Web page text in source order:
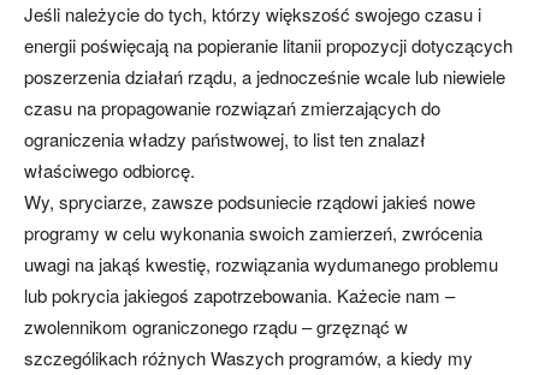
Jeśli należycie do tych, którzy większość swojego czasu i
energii poświęcają na popieranie litanii propozycji dotyczących
poszerzenia działań rządu, a jednocześnie wcale lub niewiele
czasu na propagowanie rozwiązań zmierzających do
ograniczenia władzy państwowej, to list ten znalazł
właściwego odbiorcę.
Wy, spryciarze, zawsze podsuniecie rządowi jakieś nowe
programy w celu wykonania swoich zamierzeń, zwrócenia
uwagi na jakąś kwestię, rozwiązania wydumanego problemu
lub pokrycia jakiegoś zapotrzebowania. Każecie nam –
zwolennikom ograniczonego rządu – grzęznąć w
szczególikach różnych Waszych programów, a kiedy my